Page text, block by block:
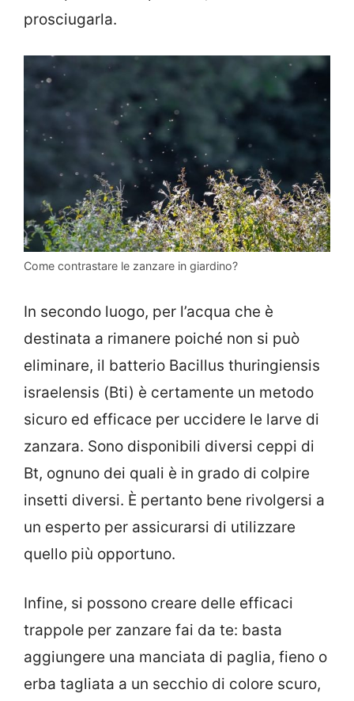
prosciugarla.
Come contrastare le zanzare in giardino?
In secondo luogo, per l’acqua che è
destinata a rimanere poiché non si può
eliminare, il batterio Bacillus thuringiensis
israelensis (Bti) è certamente un metodo
sicuro ed efficace per uccidere le larve di
zanzara. Sono disponibili diversi ceppi di
Bt, ognuno dei quali è in grado di colpire
insetti diversi. È pertanto bene rivolgersi a
un esperto per assicurarsi di utilizzare
quello più opportuno.
Infine, si possono creare delle efficaci
trappole per zanzare fai da te: basta
aggiungere una manciata di paglia, fieno o
erba tagliata a un secchio di colore scuro,